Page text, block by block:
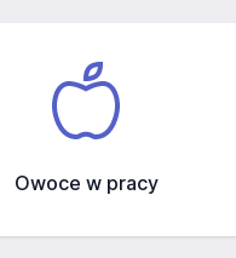
Owoce w pracy